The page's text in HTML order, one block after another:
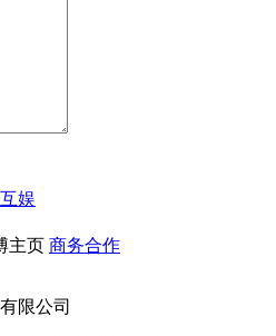
娱
主页 商务合作
限公司